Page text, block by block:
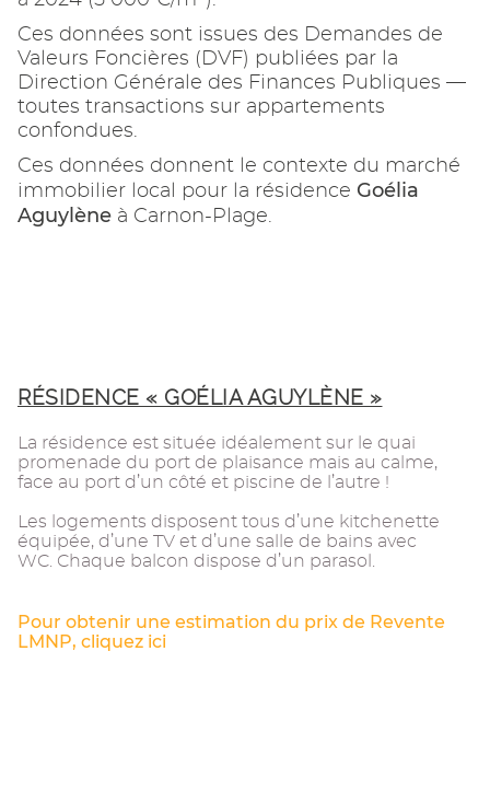
Ces données sont issues des Demandes de
Valeurs Foncières (DVF) publiées par la
Direction Générale des Finances Publiques —
toutes transactions sur appartements
confondues.
Ces données donnent le contexte du marché
immobilier local pour la résidence Goélia
Aguylène à Carnon-Plage.
RÉSIDENCE « GOÉLIA AGUYLÈNE »
La résidence est située idéalement sur le quai
promenade du port de plaisance mais au calme,
face au port d’un côté et piscine de l’autre !
Les logements disposent tous d’une kitchenette
équipée, d’une TV et d’une salle de bains avec
WC. Chaque balcon dispose d’un parasol.
Pour obtenir une estimation du prix de Revente
LMNP, cliquez ici